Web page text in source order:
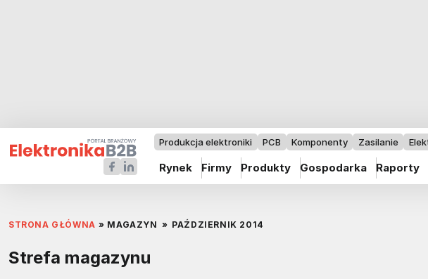
Produkcja elektroniki PCB Komponenty Zasilanie
Rynek Firmy Produkty Gospodarka Raporty
STRONA GŁÓWNA » MAGAZYN » PAŹDZIERNIK 2014
Strefa magazynu